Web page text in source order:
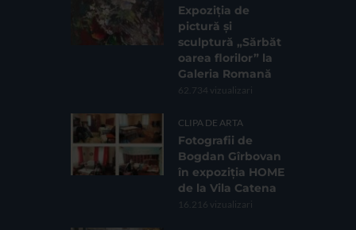
Expoziția de
pictură și
sculptură „Sărbăt
oarea florilor” la
Galeria Romană
62.734 vizualizari
CLIPA DE ARTA
Fotografii de
Bogdan Gîrbovan
în expoziția HOME
de la Vila Catena
16.216 vizualizari